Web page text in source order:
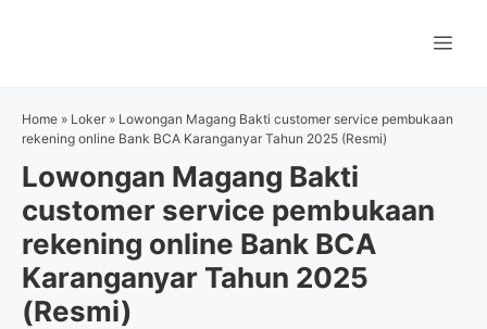
Home » Loker » Lowongan Magang Bakti customer service pembukaan
rekening online Bank BCA Karanganyar Tahun 2025 (Resmi)
Lowongan Magang Bakti
customer service pembukaan
rekening online Bank BCA
Karanganyar Tahun 2025
(Resmi)